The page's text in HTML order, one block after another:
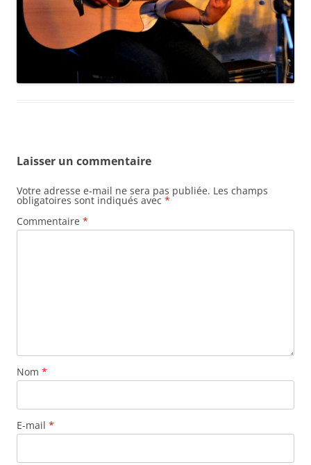
Laisser un commentaire
Votre adresse e-mail ne sera pas publiée. Les champs
obligatoires sont indiqués avec *
Commentaire *
Nom *
E-mail *